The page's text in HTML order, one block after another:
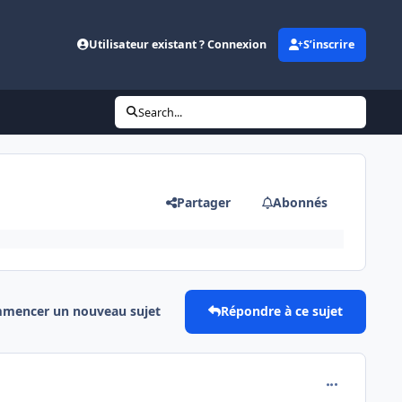
Utilisateur existant ? Connexion S’inscrire
Search...
Partager Abonnés
un nouveau sujet Répondre à ce sujet